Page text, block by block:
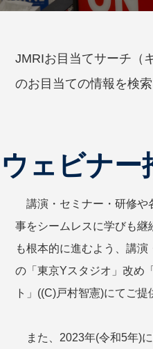
JMRIお目当てサーチ（
のお目当ての情報を検索
ウェビナー
講演・セミナー・研修や
事をシームレスに学びも
も根本的に進むよう、講
の「東京Yスタジオ」改め
ト」((C)戸村智憲)にてご提
また、2023年(令和5年)